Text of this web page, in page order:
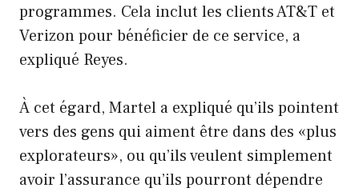
programmes. Cela inclut les clients AT&T et
Verizon pour bénéficier de ce service, a
expliqué Reyes.
À cet égard, Martel a expliqué qu’ils pointent
vers des gens qui aiment être dans des «plus
explorateurs», ou qu’ils veulent simplement
avoir l’assurance qu’ils pourront dépendre